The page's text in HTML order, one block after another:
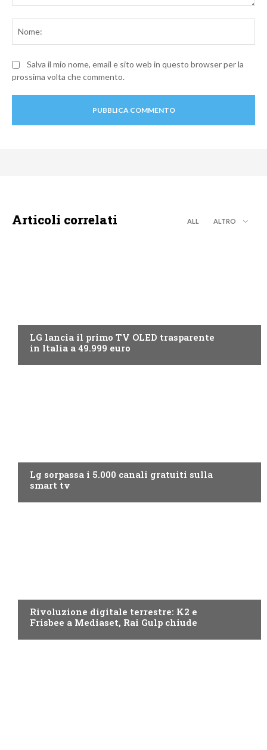
Salva il mio nome, email e sito web in questo browser per la
prossima volta che commento.
Articoli correlati ALL ALTRO
LG lancia il primo TV OLED trasparente
in Italia a 49.999 euro
Lg sorpassa i 5.000 canali gratuiti sulla
smart tv
Rivoluzione digitale terrestre: K2 e
Frisbee a Mediaset, Rai Gulp chiude